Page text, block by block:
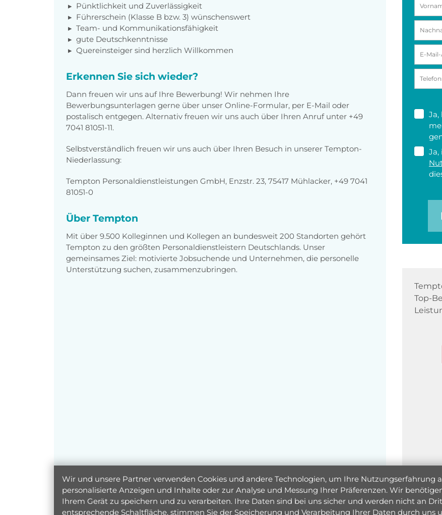
Pünktlichkeit und Zuverlässigkeit
Führerschein (Klasse B bzw. 3) wünschenswert
Team- und Kommunikationsfähigkeit
gute Deutschkenntnisse
Quereinsteiger sind herzlich Willkommen
Erkennen Sie sich wieder?
Dann freuen wir uns auf Ihre Bewerbung! Wir nehmen Ihre
Bewerbungsunterlagen gerne über unser Online-Formular, per E-Mail oder
postalisch entgegen. Alternativ freuen wir uns auch über Ihren Anruf unter +49
7041 81051-11.
Selbstverständlich freuen wir uns auch über Ihren Besuch in unserer Tempton-
Niederlassung:
Tempton Personaldienstleistungen GmbH, Enzstr. 23, 75417 Mühlacker, +49 7041
81051-0
Über Tempton
Mit über 9.500 Kolleginnen und Kollegen an bundesweit 200 Standorten gehört
Tempton zu den größten Personaldienstleistern Deutschlands. Unser
gemeinsames Ziel: motivierte Jobsuchende und Unternehmen, die personelle
Unterstützung suchen, zusammenzubringen.
Ja,
Top-
Wir und unsere Partner verwenden Cookies und andere Technologien, um Ihre Nutzungserfahrung
personalisierte Anzeigen und Inhalte oder zur Analyse und Messung Ihrer Präferenzen. Wir
Ihrem Gerät zu speichern und zu verarbeiten. Ihre Daten sind bei uns sicher und werden nicht an
entsprechende Schaltfläche, stimmen Sie der Speicherung und Verarbeitung Ihrer Daten durch uns